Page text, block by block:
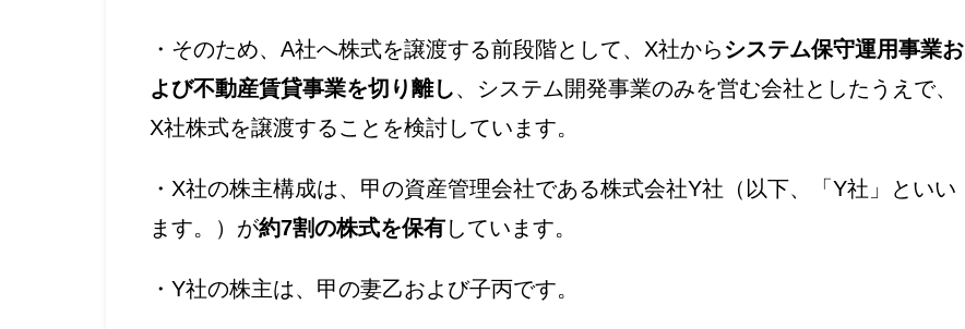
・そのため、A社へ株式を譲渡する前段階として、X社から システム保守運用事業お
よび不動産賃貸事業を切り離し 、システム開発事業のみを営む会社としたうえで、
X社株式を譲渡することを検討しています。
・X社の株主構成は、甲の資産管理会社である株式会社Y社（以下、「Y社」といい
ます。）が約7割の株式を保有 しています。
・Y社の株主は、甲の妻乙および子丙です。